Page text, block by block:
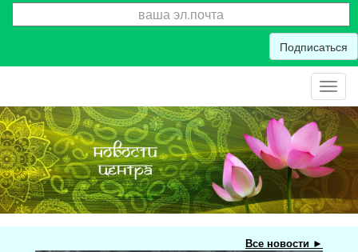
Подписаться
Все новости ►